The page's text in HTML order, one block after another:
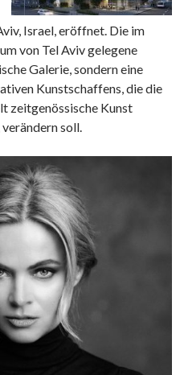
Israel, eröffnet. Die im
von Tel Aviv gelegene
Galerie, sondern eine
Kunstschaffens, die die
zeitgenössische Kunst
soll.